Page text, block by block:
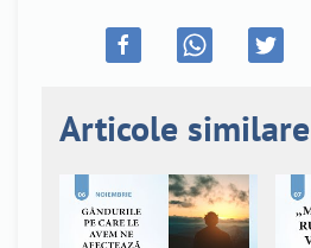
Articole similare